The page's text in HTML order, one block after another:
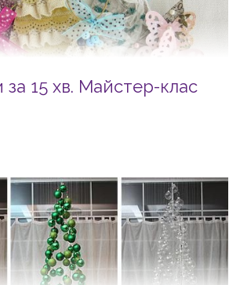
за 15 хв. Майстер-клас